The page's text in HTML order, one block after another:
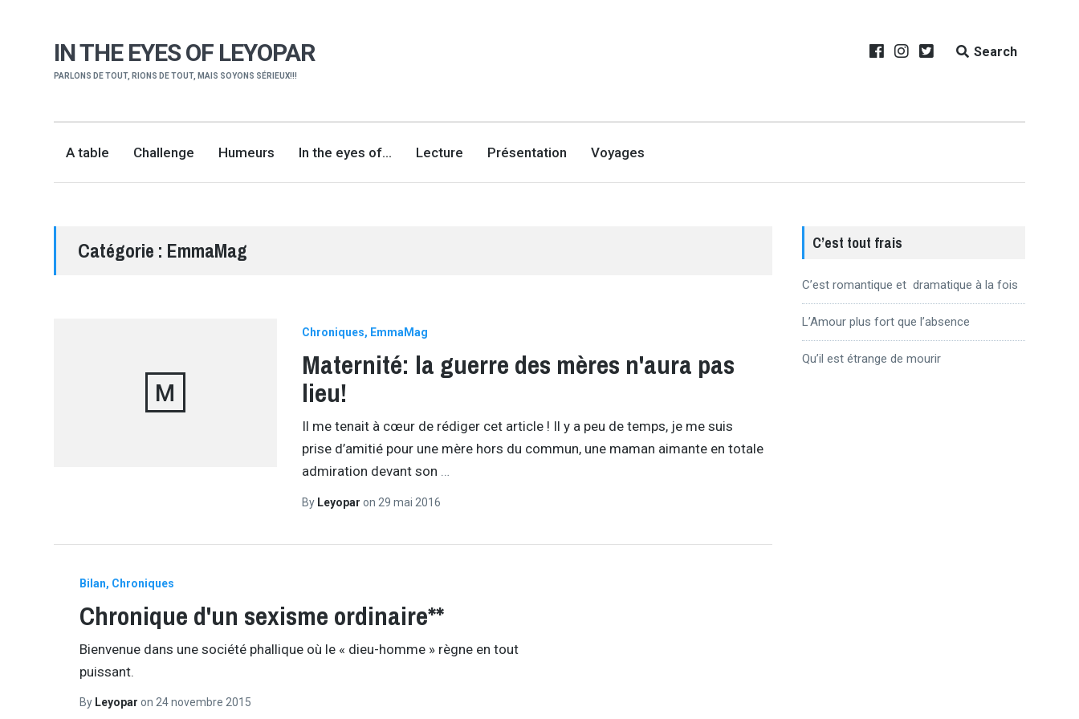
IN THE EYES OF LEYOPAR
PARLONS DE TOUT, RIONS DE TOUT, MAIS SOYONS SÉRIEUX!!!
Search
A table Challenge Humeurs In the eyes of… Lecture Présentation Voyages
Catégorie : EmmaMag
M
Chroniques EmmaMag
Maternité: la guerre des mères n'aura pas
lieu!
Il me tenait à cœur de rédiger cet article ! Il y a peu de temps, je me suis
prise d’amitié pour une mère hors du commun, une maman aimante en totale
admiration devant son …
By Leyopar on 29 mai 2016
Bilan Chroniques
Chronique d'un sexisme ordinaire**
Bienvenue dans une société phallique où le « dieu-homme » règne en tout
puissant.
By Leyopar on 24 novembre 2015
C’est tout frais
C’est romantique et dramatique à la fois
L’Amour plus fort que l’absence
Qu’il est étrange de mourir